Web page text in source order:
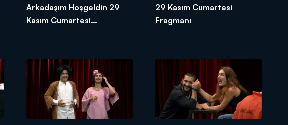
Arkadaşım Hoşgeldin 29
Kasım Cumartesi
29 Kasım Cumartesi
Fragmanı